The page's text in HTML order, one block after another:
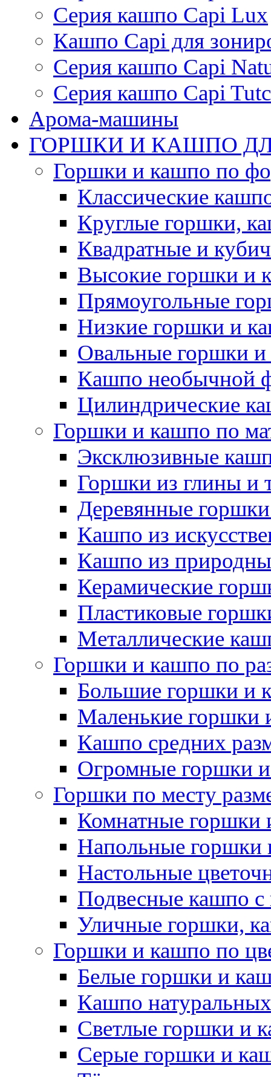
Серия кашпо Capi Lux
Кашпо Capi для
Серия кашпо Capi
Серия кашпо Capi
Арома-машины
ГОРШКИ И КАШПО
Горшки и кашпо по
Классические
Круглые горшки,
Квадратные и
Высокие горшки и
Прямоугольные
Низкие горшки и
Овальные горшки
Кашпо необычной
Цилиндрические
Горшки и кашпо по
Эксклюзивные
Горшки из глины и
Деревянные
Кашпо из
Кашпо из
Керамические
Пластиковые
Металлические
Горшки и кашпо по
Большие горшки и
Маленькие горшки
Кашпо средних
Огромные горшки
Горшки по месту
Комнатные горшки
Напольные горшки
Настольные
Подвесные кашпо с
Уличные горшки,
Горшки и кашпо по
Белые горшки и
Кашпо
Светлые горшки и
Серые горшки и